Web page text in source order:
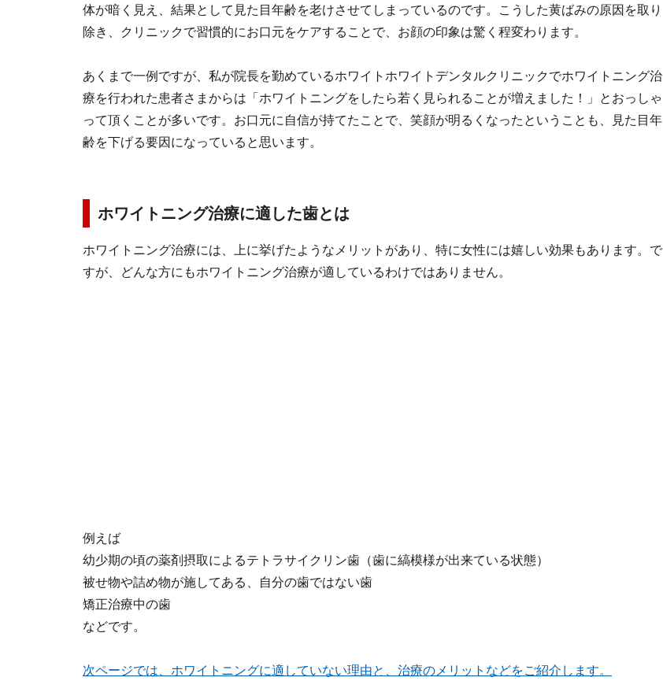
体が暗く見え、結果として見た目年齢を老けさせてしまっているのです。こうした黄ばみの原因を取り
除き、クリニックで習慣的にお口元をケアすることで、お顔の印象は驚く程変わります。
あくまで一例ですが、私が院長を勤めているホワイトホワイトデンタルクリニックでホワイトニング治
療を行われた患者さまからは「ホワイトニングをしたら若く見られることが増えました！」とおっしゃ
って頂くことが多いです。お口元に自信が持てたことで、笑顔が明るくなったということも、見た目年
齢を下げる要因になっていると思います。
ホワイトニング治療に適した歯とは
ホワイトニング治療には、上に挙げたようなメリットがあり、特に女性には嬉しい効果もあります。で
すが、どんな方にもホワイトニング治療が適しているわけではありません。
例えば
幼少期の頃の薬剤摂取によるテトラサイクリン歯（歯に縞模様が出来ている状態）
被せ物や詰め物が施してある、自分の歯ではない歯
矯正治療中の歯
などです。
次ページでは、ホワイトニングに適していない理由と、治療のメリットなどをご紹介します。